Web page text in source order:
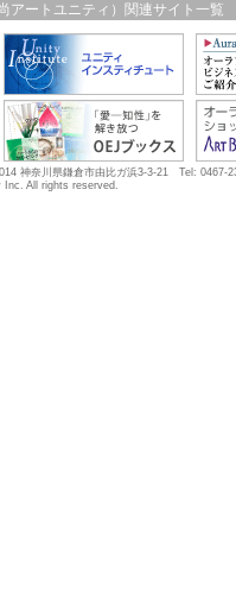
アートユニティ）関連サイト一覧
神奈川県鎌倉市由比ガ浜3-3-21 Tel: 0467-
Inc. All rights reserved.